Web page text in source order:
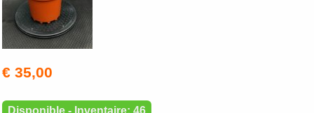
€ 35,00